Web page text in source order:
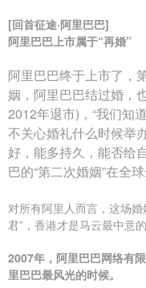
[回首征途·阿里巴巴]
阿里巴巴上市属于“再婚”
阿里巴巴终于上市了，
姻，阿里巴巴结过婚，
2012年退市)，“我们知
不关心婚礼什么时候举
好，能多持久，能否给
巴的“第二次婚姻”在全
对所有阿里人而言，这场
君”，香港才是马云最中意的
2007年，阿里巴巴网络有
里巴巴最风光的时候。